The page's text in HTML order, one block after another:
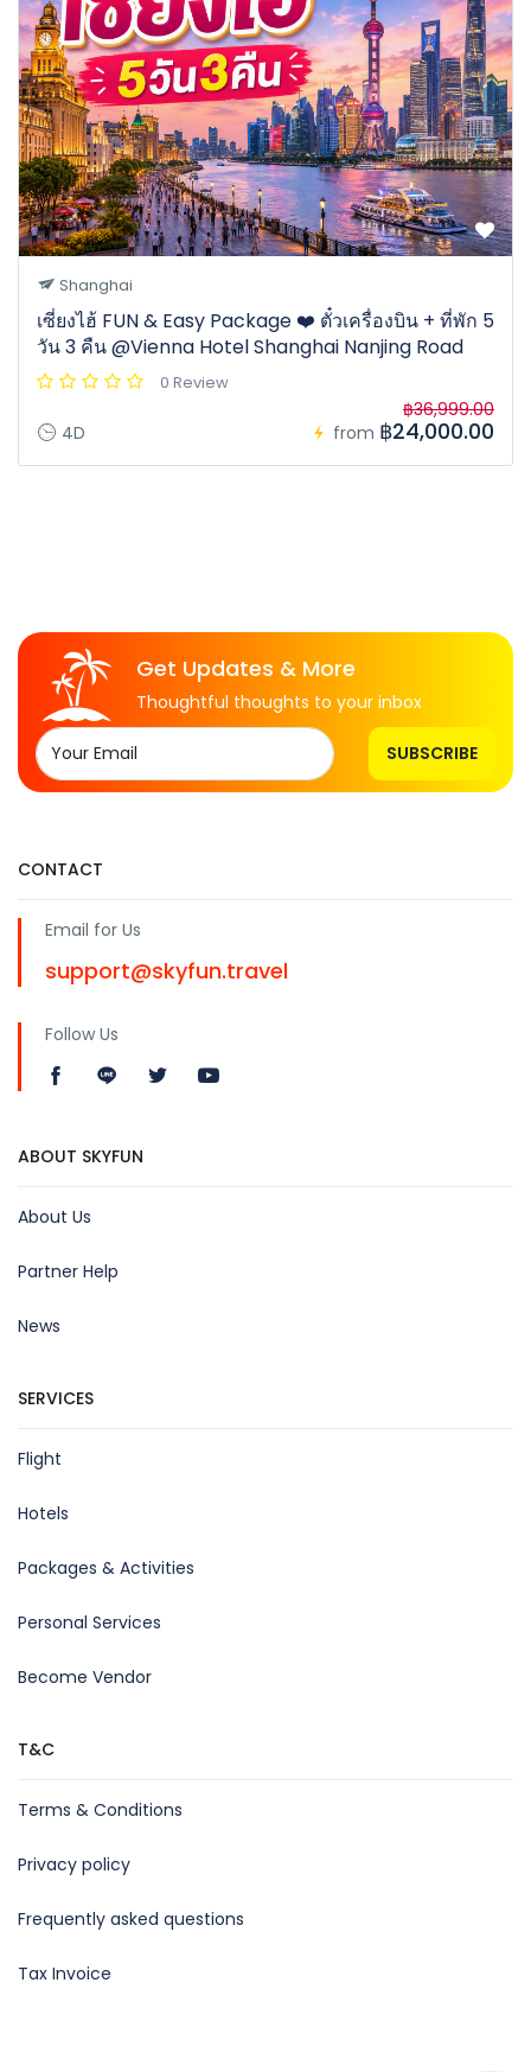
Shanghai
เซี่ยงไฮ้ FUN & Easy Package ❤️ ตั๋วเครื่องบิน + ที่พัก 5
วัน 3 คืน @Vienna Hotel Shanghai Nanjing Road
0 Review
4D from
฿36,999.00
฿24,000.00
Get Updates & More
Thoughtful thoughts to your inbox
SUBSCRIBE
CONTACT
Email for Us
support@skyfun.travel
Follow Us
ABOUT SKYFUN
About Us
Partner Help
News
SERVICES
Flight
Hotels
Packages & Activities
Personal Services
Become Vendor
T&C
Terms & Conditions
Privacy policy
Frequently asked questions
Tax Invoice